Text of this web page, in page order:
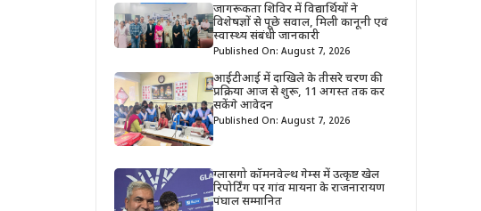
जागरूकता शिविर में विद्यार्थियों ने
विशेषज्ञों से पूछे सवाल, मिली कानूनी एवं
स्वास्थ्य संबंधी जानकारी
Published On: August 7, 2026
आईटीआई में दाखिले के तीसरे चरण की
प्रक्रिया आज से शुरू, 11 अगस्त तक कर
सकेंगे आवेदन
Published On: August 7, 2026
ग्लासगो कॉमनवेल्थ गेम्स में उत्कृष्ट खेल
रिपोर्टिंग पर गांव मायना के राजनारायण
पंघाल सम्मानित